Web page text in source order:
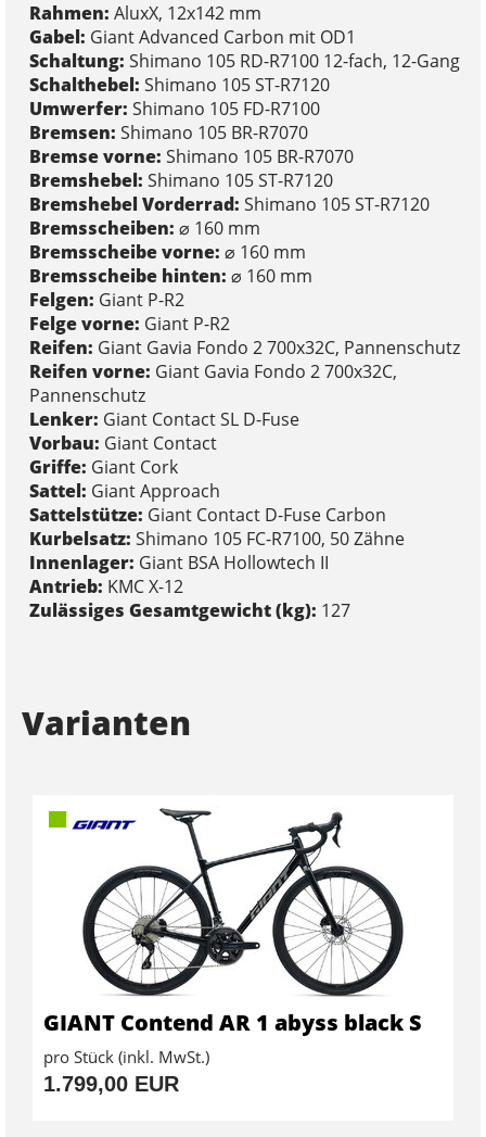
Rahmen: AluxX, 12x142 mm
Gabel: Giant Advanced Carbon mit OD1
Schaltung: Shimano 105 RD-R7100 12-fach, 12-Gang
Schalthebel: Shimano 105 ST-R7120
Umwerfer: Shimano 105 FD-R7100
Bremsen: Shimano 105 BR-R7070
Bremse vorne: Shimano 105 BR-R7070
Bremshebel: Shimano 105 ST-R7120
Bremshebel Vorderrad: Shimano 105 ST-R7120
Bremsscheiben: ⌀ 160 mm
Bremsscheibe vorne: ⌀ 160 mm
Bremsscheibe hinten: ⌀ 160 mm
Felgen: Giant P-R2
Felge vorne: Giant P-R2
Reifen: Giant Gavia Fondo 2 700x32C, Pannenschutz
Reifen vorne: Giant Gavia Fondo 2 700x32C,
Pannenschutz
Lenker: Giant Contact SL D-Fuse
Vorbau: Giant Contact
Griffe: Giant Cork
Sattel: Giant Approach
Sattelstütze: Giant Contact D-Fuse Carbon
Kurbelsatz: Shimano 105 FC-R7100, 50 Zähne
Innenlager: Giant BSA Hollowtech II
Antrieb: KMC X-12
Zulässiges Gesamtgewicht (kg): 127
Varianten
GIANT Contend AR 1 abyss black S
pro Stück (inkl. MwSt.)
1.799,00 EUR